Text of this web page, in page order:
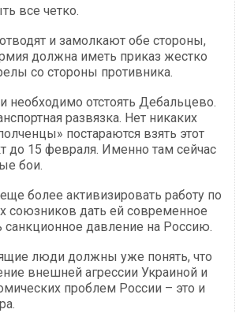
все четко.
и замолкают обе стороны,
должна иметь приказ жестко
со стороны противника.
необходимо отстоять Дебальцево.
развязка. Нет никаких
постараются взять этот
до 15 февраля. Именно там сейчас
бои.
более активизировать работу по
союзников дать ей современное
санкционное давление на Россию.
люди должны уже понять, что
внешней агрессии Украиной и
проблем России – это и